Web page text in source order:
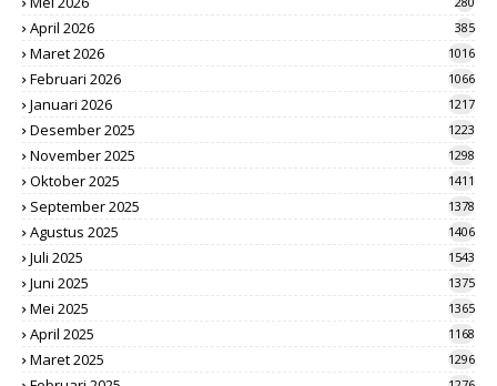
April 2026 385
Maret 2026 1016
Februari 2026 1066
Januari 2026 1217
Desember 2025 1223
November 2025 1298
Oktober 2025 1411
September 2025 1378
Agustus 2025 1406
Juli 2025 1543
Juni 2025 1375
Mei 2025 1365
April 2025 1168
Maret 2025 1296